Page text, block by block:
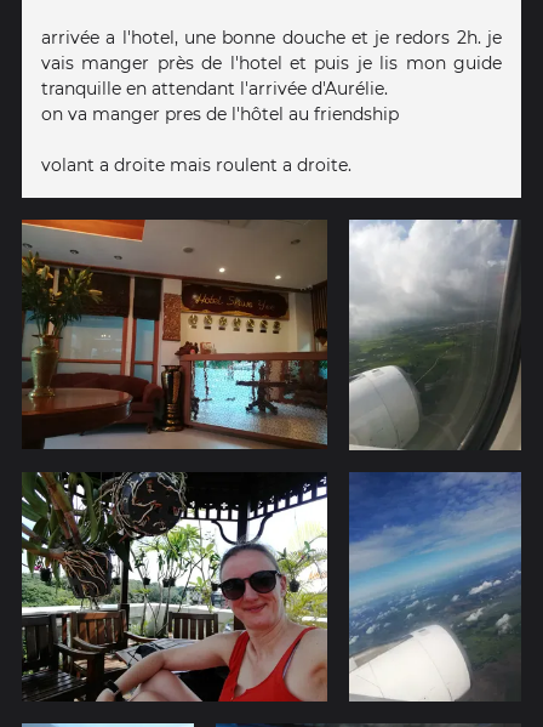
arrivée a l'hotel, une bonne douche et je redors 2h. je
vais manger près de l'hotel et puis je lis mon guide
tranquille en attendant l'arrivée d'Aurélie.
on va manger pres de l'hôtel au friendship
volant a droite mais roulent a droite.